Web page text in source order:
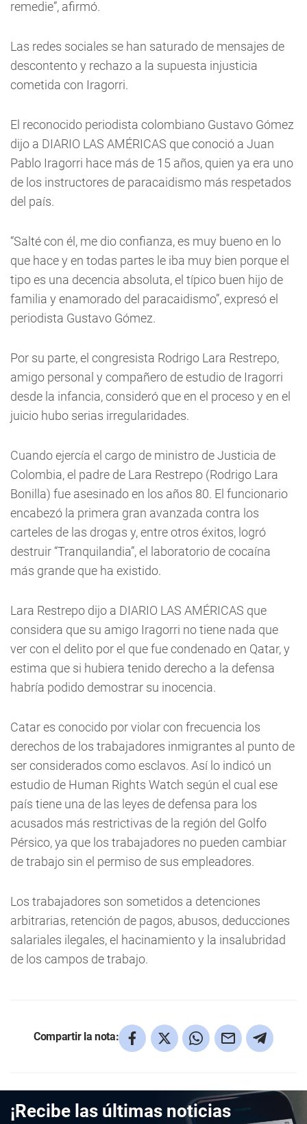
remedie”, afirmó.
Las redes sociales se han saturado de mensajes de
descontento y rechazo a la supuesta injusticia
cometida con Iragorri.
El reconocido periodista colombiano Gustavo Gómez
dijo a DIARIO LAS AMÉRICAS que conoció a Juan
Pablo Iragorri hace más de 15 años, quien ya era uno
de los instructores de paracaidismo más respetados
del país.
“Salté con él, me dio confianza, es muy bueno en lo
que hace y en todas partes le iba muy bien porque el
tipo es una decencia absoluta, el típico buen hijo de
familia y enamorado del paracaidismo”, expresó el
periodista Gustavo Gómez.
Por su parte, el congresista Rodrigo Lara Restrepo,
amigo personal y compañero de estudio de Iragorri
desde la infancia, consideró que en el proceso y en el
juicio hubo serias irregularidades.
Cuando ejercía el cargo de ministro de Justicia de
Colombia, el padre de Lara Restrepo (Rodrigo Lara
Bonilla) fue asesinado en los años 80. El funcionario
encabezó la primera gran avanzada contra los
carteles de las drogas y, entre otros éxitos, logró
destruir “Tranquilandia”, el laboratorio de cocaína
más grande que ha existido.
Lara Restrepo dijo a DIARIO LAS AMÉRICAS que
considera que su amigo Iragorri no tiene nada que
ver con el delito por el que fue condenado en Qatar, y
estima que si hubiera tenido derecho a la defensa
habría podido demostrar su inocencia.
Catar es conocido por violar con frecuencia los
derechos de los trabajadores inmigrantes al punto de
ser considerados como esclavos. Así lo indicó un
estudio de Human Rights Watch según el cual ese
país tiene una de las leyes de defensa para los
acusados más restrictivas de la región del Golfo
Pérsico, ya que los trabajadores no pueden cambiar
de trabajo sin el permiso de sus empleadores.
Los trabajadores son sometidos a detenciones
arbitrarias, retención de pagos, abusos, deducciones
salariales ilegales, el hacinamiento y la insalubridad
de los campos de trabajo.
Compartir la nota:
¡Recibe las últimas noticias